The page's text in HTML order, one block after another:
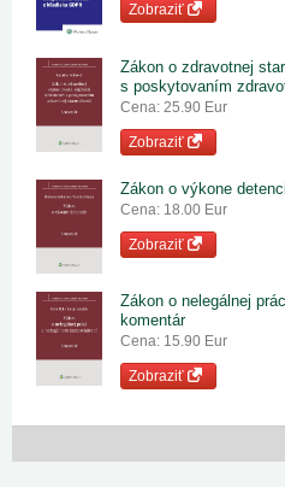
Zobraziť
Zákon o zdravotnej
s poskytovaním
Cena: 25.90 Eur
Zobraziť
Zákon o výkone
Cena: 18.00 Eur
Zobraziť
Zákon o nelegálnej
komentár
Cena: 15.90 Eur
Zobraziť